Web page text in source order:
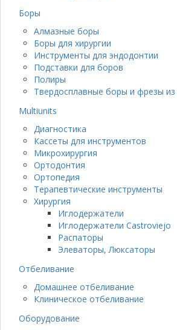
Боры
Алмазные боры
Боры для хирургии
Инструменты для эндодонтии
Подставки для боров
Полиры
Твердосплавные боры и фрезы
Multiunits
Диагностика
Кассеты для инструментов
Микрохирургия
Ортодонтия
Ортопедия
Терапевтические инструменты
Хирургия
Иглодержатели
Иглодержатели Castroviejo
Распаторы
Элеваторы, Люксаторы
Отбеливание
Домашнее отбеливание
Клиническое отбеливание
Оборудование